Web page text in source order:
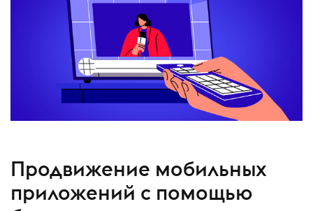
Продвижение мобильных
приложений с помощью